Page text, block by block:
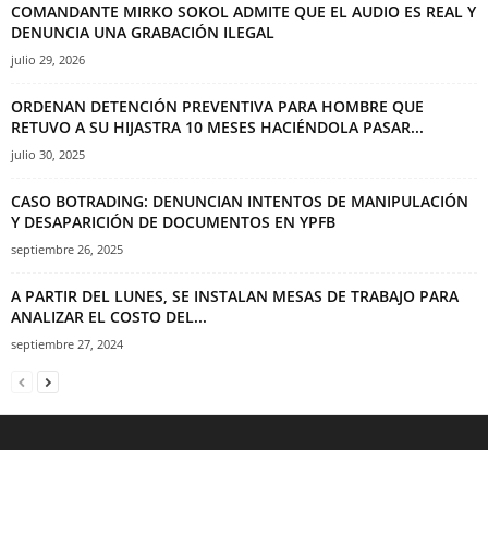
COMANDANTE MIRKO SOKOL ADMITE QUE EL AUDIO ES REAL Y
DENUNCIA UNA GRABACIÓN ILEGAL
julio 29, 2026
ORDENAN DETENCIÓN PREVENTIVA PARA HOMBRE QUE
RETUVO A SU HIJASTRA 10 MESES HACIÉNDOLA PASAR...
julio 30, 2025
CASO BOTRADING: DENUNCIAN INTENTOS DE MANIPULACIÓN
Y DESAPARICIÓN DE DOCUMENTOS EN YPFB
septiembre 26, 2025
A PARTIR DEL LUNES, SE INSTALAN MESAS DE TRABAJO PARA
ANALIZAR EL COSTO DEL...
septiembre 27, 2024